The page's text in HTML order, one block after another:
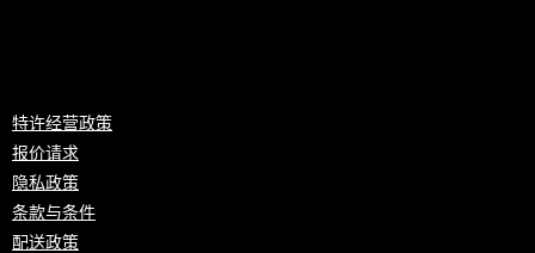
特许经营政策
报价请求
隐私政策
条款与条件
配送政策